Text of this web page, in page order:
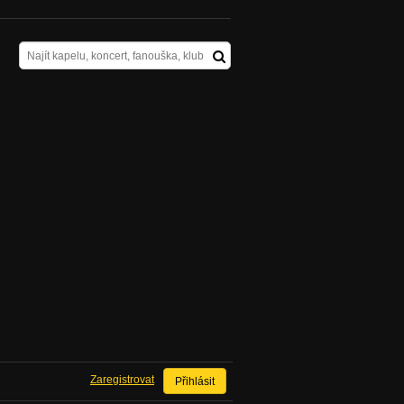
Přihlásit
Zaregistrovat